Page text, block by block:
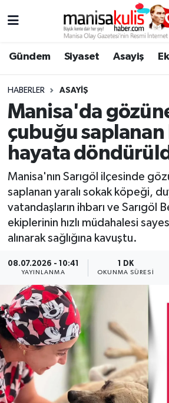
Gündem Siyaset Asayiş
HABERLER ASAYIŞ
Manisa'da
çubuğu
hayata
Manisa'nın Sarıgöl ilçesinde
saplanan yaralı sokak köpeği,
vatandaşların ihbarı ve Sarıgöl
ekiplerinin hızlı müdahalesi
alınarak sağlığına kavuştu.
08.07.2026 - 10:41
YAYINLANMA
1 DK
OKUNMA SÜRESI
Ege Haberleri
Ekonomi
Genel
Gündem
Resmi İlan
Siyaset
Türkiye
Yaşam
Yunusemre Hava Durumu
Yunusemre Trafik Yoğunluk
Süper Lig Puan Durumu ve
Tüm Manşetler
Son Dakika Haberleri
Haber Arşivi